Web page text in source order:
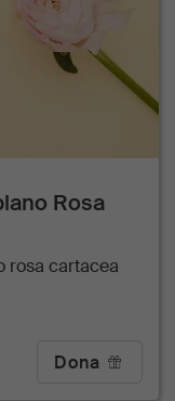
Rosa
rosa cartacea
Dona